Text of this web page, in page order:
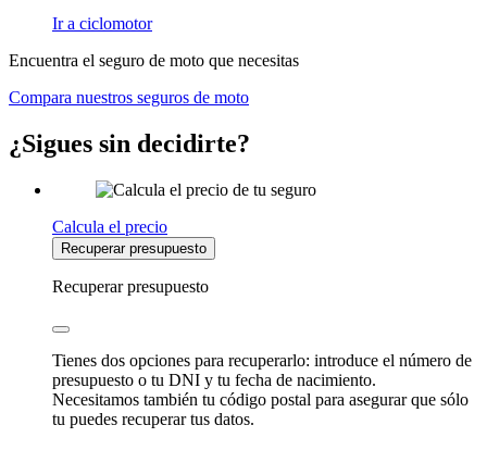
Ir a ciclomotor
Encuentra el seguro de moto que necesitas
Compara nuestros seguros de moto
¿Sigues sin decidirte?
Calcula el precio
Recuperar presupuesto
Recuperar presupuesto
Tienes dos opciones para recuperarlo: introduce el número de
presupuesto o tu DNI y tu fecha de nacimiento.
Necesitamos también tu código postal para asegurar que sólo
tu puedes recuperar tus datos.